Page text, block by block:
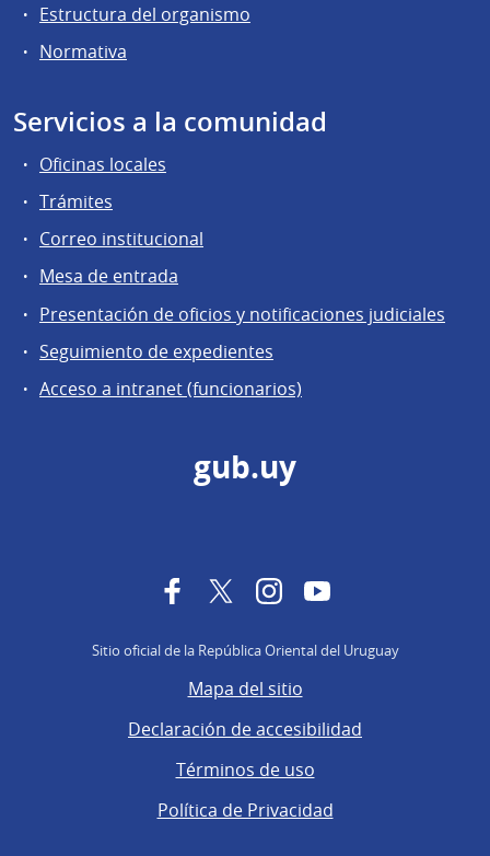
Estructura del organismo
Normativa
Servicios a la comunidad
Oficinas locales
Trámites
Correo institucional
Mesa de entrada
Presentación de oficios y notificaciones judiciales
Seguimiento de expedientes
Acceso a intranet (funcionarios)
gub.uy
FacebookTwitterInstagramYouTube
Sitio oficial de la República Oriental del Uruguay
Mapa del sitio
Declaración de accesibilidad
Términos de uso
Política de Privacidad